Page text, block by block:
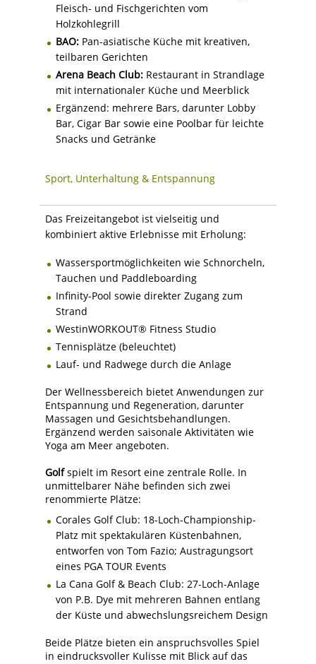
Fleisch- und Fischgerichten vom
Holzkohlegrill
BAO: Pan-asiatische Küche mit kreativen,
teilbaren Gerichten
Arena Beach Club: Restaurant in Strandlage
mit internationaler Küche und Meerblick
Ergänzend: mehrere Bars, darunter Lobby
Bar, Cigar Bar sowie eine Poolbar für leichte
Snacks und Getränke
Sport, Unterhaltung & Entspannung
Das Freizeitangebot ist vielseitig und
kombiniert aktive Erlebnisse mit Erholung:
Wassersportmöglichkeiten wie Schnorcheln,
Tauchen und Paddleboarding
Infinity-Pool sowie direkter Zugang zum
Strand
WestinWORKOUT® Fitness Studio
Tennisplätze (beleuchtet)
Lauf- und Radwege durch die Anlage
Der Wellnessbereich bietet Anwendungen zur
Entspannung und Regeneration, darunter
Massagen und Gesichtsbehandlungen.
Ergänzend werden saisonale Aktivitäten wie
Yoga am Meer angeboten.
Golfspielt im Resort eine zentrale Rolle. In
unmittelbarer Nähe befinden sich zwei
renommierte Plätze:
Corales Golf Club: 18-Loch-Championship-
Platz mit spektakulären Küstenbahnen,
entworfen von Tom Fazio; Austragungsort
eines PGA TOUR Events
La Cana Golf & Beach Club: 27-Loch-Anlage
von P.B. Dye mit mehreren Bahnen entlang
der Küste und abwechslungsreichem Design
Beide Plätze bieten ein anspruchsvolles Spiel
in eindrucksvoller Kulisse mit Blick auf das